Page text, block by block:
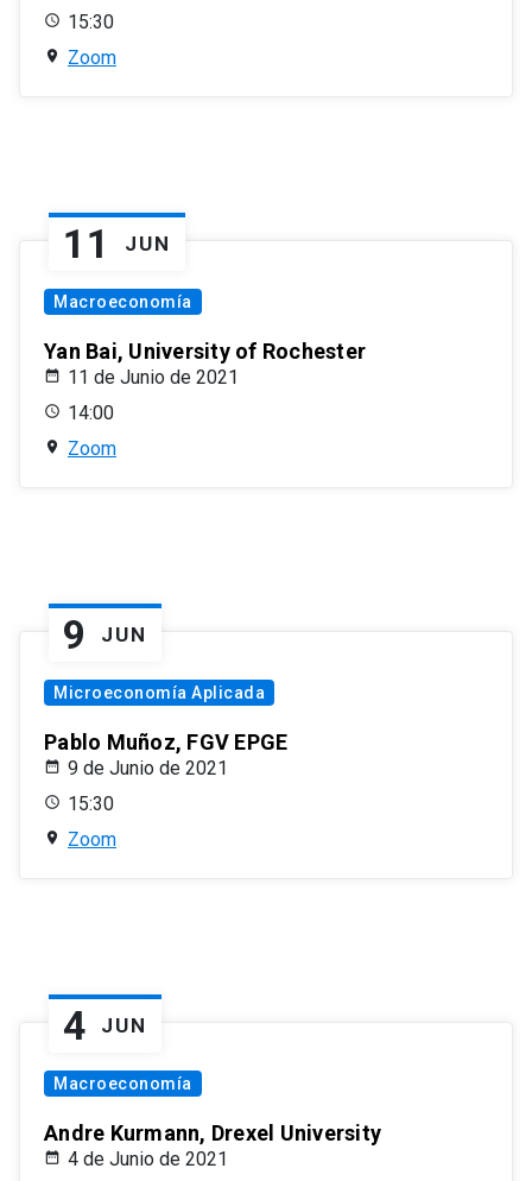
15:30
Zoom
11 JUN
Macroeconomía
Yan Bai, University of Rochester
11 de Junio de 2021
14:00
Zoom
9 JUN
Microeconomía Aplicada
Pablo Muñoz, FGV EPGE
9 de Junio de 2021
15:30
Zoom
4 JUN
Macroeconomía
Andre Kurmann, Drexel University
4 de Junio de 2021